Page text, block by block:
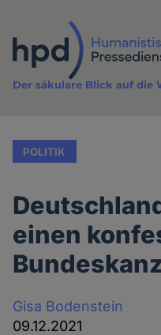
Inhalt
Der säkulare Blick auf die
POLITIK
einen
Gisa Bodenstein
09.12.2021